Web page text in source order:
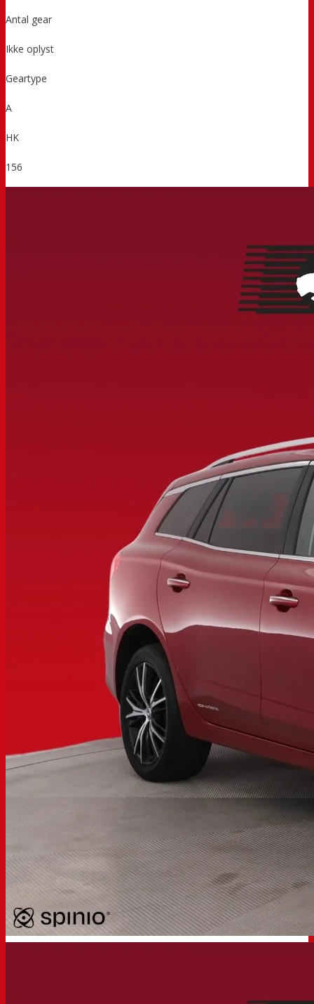
Antal gear
Ikke oplyst
Geartype
A
HK
156